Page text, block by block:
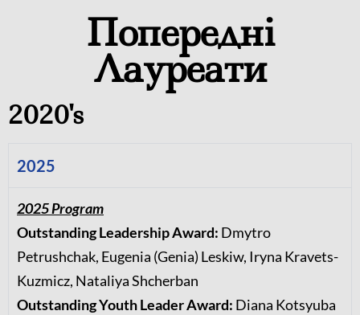
Попередні
Лауреати
2020's
2025
2025 Program
Outstanding Leadership Award: Dmytro
Petrushchak, Eugenia (Genia) Leskiw, Iryna Kravets-
Kuzmicz, Nataliya Shcherban
Outstanding Youth Leader Award: Diana Kotsyuba